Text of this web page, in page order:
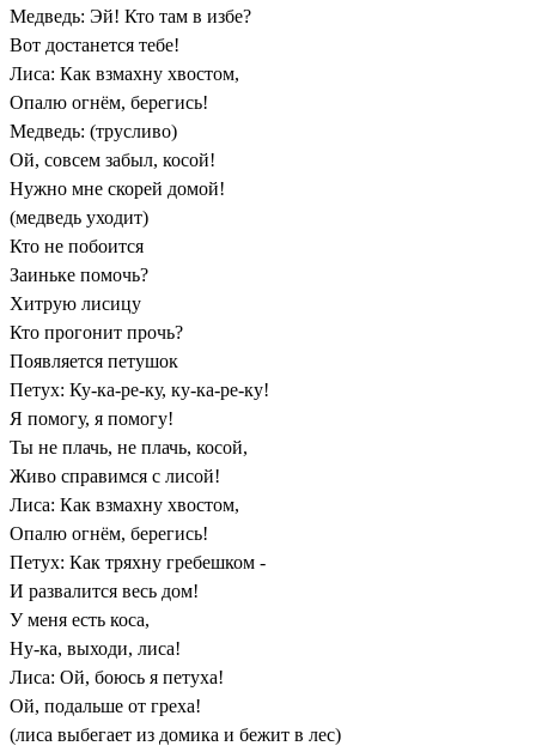
Медведь: Эй! Кто там в избе?
Вот достанется тебе!
Лиса: Как взмахну хвостом,
Опалю огнём, берегись!
Медведь: (трусливо)
Ой, совсем забыл, косой!
Нужно мне скорей домой!
(медведь уходит)
Кто не побоится
Заиньке помочь?
Хитрую лисицу
Кто прогонит прочь?
Появляется петушок
Петух: Ку-ка-ре-ку, ку-ка-ре-ку!
Я помогу, я помогу!
Ты не плачь, не плачь, косой,
Живо справимся с лисой!
Лиса: Как взмахну хвостом,
Опалю огнём, берегись!
Петух: Как тряхну гребешком -
И развалится весь дом!
У меня есть коса,
Ну-ка, выходи, лиса!
Лиса: Ой, боюсь я петуха!
Ой, подальше от греха!
(лиса выбегает из домика и бежит в лес)